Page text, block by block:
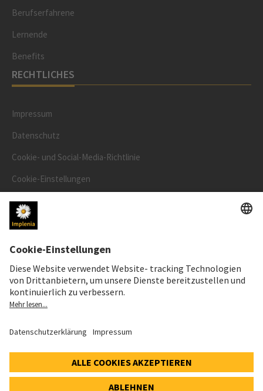
Berufserfahrene
Lernende
Benefits
RECHTLICHES
Impressum
Datenschutz
Cookie- und Social-Media-Richtlinie
Cookie-Einstellungen
Speak Up Line
AKTIENKURS
SWX: Implenia AG
63,30 CHF
+0,10 CHF (+0,16%)